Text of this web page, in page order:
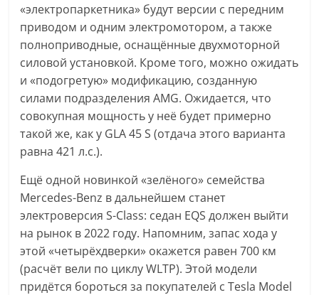
«электропаркетника» будут версии с передним
приводом и одним электромотором, а также
полноприводные, оснащённые двухмоторной
силовой установкой. Кроме того, можно ожидать
и «подогретую» модификацию, созданную
силами подразделения AMG. Ожидается, что
совокупная мощность у неё будет примерно
такой же, как у GLA 45 S (отдача этого варианта
равна 421 л.с.).
Ещё одной новинкой «зелёного» семейства
Mercedes-Benz в дальнейшем станет
электроверсия S-Class: седан EQS должен выйти
на рынок в 2022 году. Напомним, запас хода у
этой «четырёхдверки» окажется равен 700 км
(расчёт вели по циклу WLTP). Этой модели
придётся бороться за покупателей с Tesla Model